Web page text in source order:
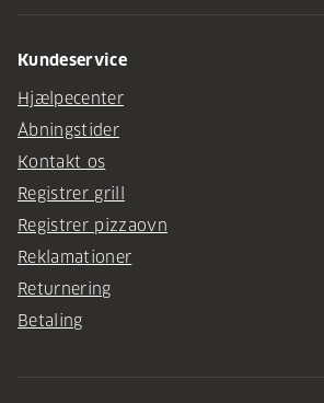
Kundeservice
Hjælpecenter
Åbningstider
Kontakt os
Registrer grill
Registrer pizzaovn
Reklamationer
Returnering
Betaling